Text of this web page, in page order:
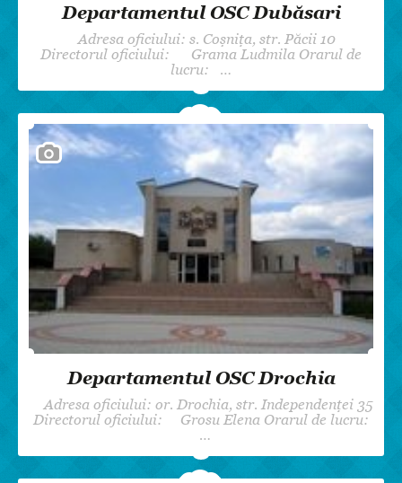
Departamentul OSC Dubăsari
Adresa oficiului: s. Coșnița, str. Păcii 10
Directorul oficiului: Grama Ludmila Orarul de
lucru: …
Departamentul OSC Drochia
Adresa oficiului: or. Drochia, str. Independenței 35
Directorul oficiului: Grosu Elena Orarul de lucru:
…